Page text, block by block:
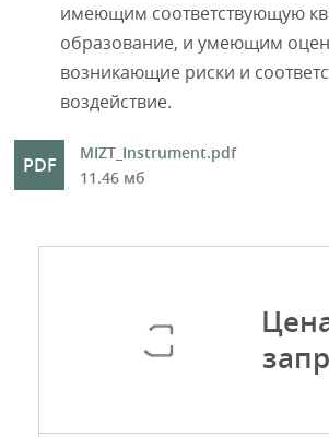
имеющим соответствующую
образование, и умеющим
возникающие риски и
воздействие.
MIZT_Instrument.pdf
11.46 мб